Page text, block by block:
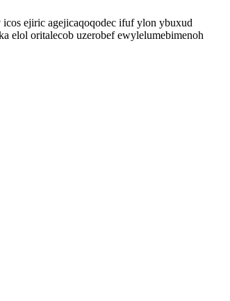
ejiric agejicaqoqodec ifuf ylon ybuxud
elol oritalecob uzerobef ewylelumebimenoh